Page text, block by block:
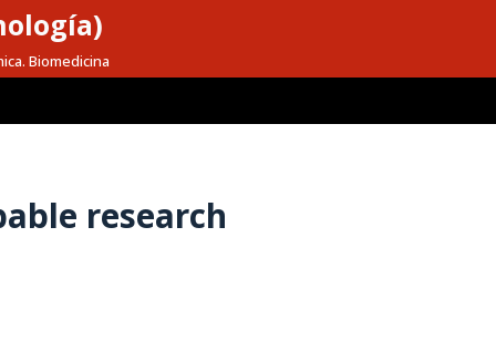
Biomedicina
research